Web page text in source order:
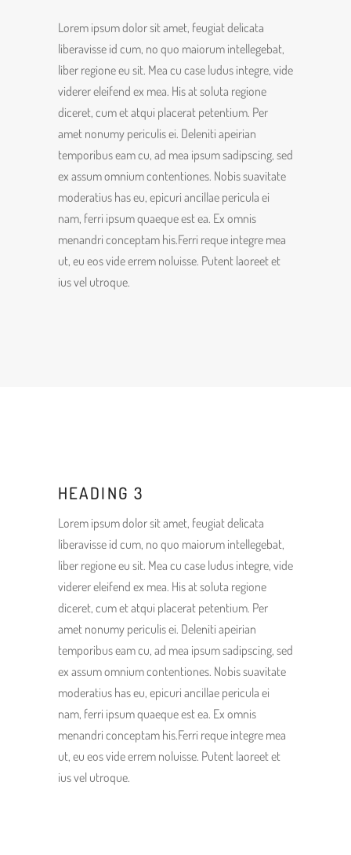
Lorem ipsum dolor sit amet, feugiat delicata
liberavisse id cum, no quo maiorum intellegebat,
liber regione eu sit. Mea cu case ludus integre, vide
viderer eleifend ex mea. His at soluta regione
diceret, cum et atqui placerat petentium. Per
amet nonumy periculis ei. Deleniti apeirian
temporibus eam cu, ad mea ipsum sadipscing, sed
ex assum omnium contentiones. Nobis suavitate
moderatius has eu, epicuri ancillae pericula ei
nam, ferri ipsum quaeque est ea. Ex omnis
menandri conceptam his.Ferri reque integre mea
ut, eu eos vide errem noluisse. Putent laoreet et
ius vel utroque.
HEADING 3
Lorem ipsum dolor sit amet, feugiat delicata
liberavisse id cum, no quo maiorum intellegebat,
liber regione eu sit. Mea cu case ludus integre, vide
viderer eleifend ex mea. His at soluta regione
diceret, cum et atqui placerat petentium. Per
amet nonumy periculis ei. Deleniti apeirian
temporibus eam cu, ad mea ipsum sadipscing, sed
ex assum omnium contentiones. Nobis suavitate
moderatius has eu, epicuri ancillae pericula ei
nam, ferri ipsum quaeque est ea. Ex omnis
menandri conceptam his.Ferri reque integre mea
ut, eu eos vide errem noluisse. Putent laoreet et
ius vel utroque.